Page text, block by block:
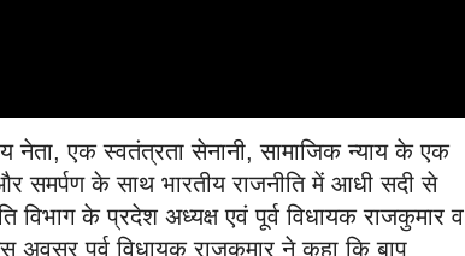
नेता, एक स्वतंत्रता सेनानी, सामाजिक न्याय के एक
समर्पण के साथ भारतीय राजनीति में आधी सदी से
के प्रदेश अध्यक्ष एवं पूर्व विधायक राजकुमार व
अवसर पूर्व विधायक राजकुमार ने कहा कि बापू